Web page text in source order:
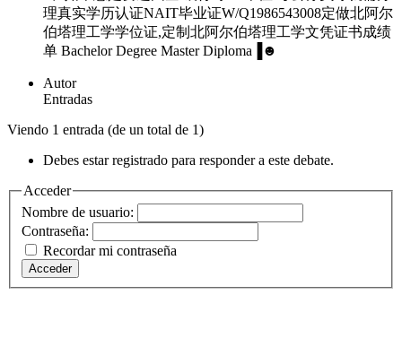
理真实学历认证NAIT毕业证W/Q1986543008定做北阿尔
伯塔理工学学位证,定制北阿尔伯塔理工学文凭证书成绩
单 Bachelor Degree Master Diploma▐☻
Autor
Entradas
Viendo 1 entrada (de un total de 1)
Debes estar registrado para responder a este debate.
Acceder
Nombre de usuario:
Contraseña:
Recordar mi contraseña
Acceder